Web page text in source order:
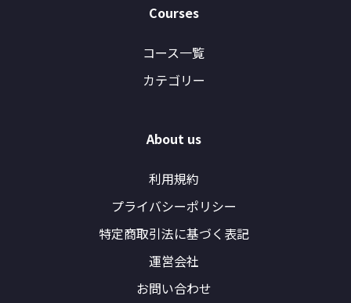
Courses
コース一覧
カテゴリー
About us
利用規約
プライバシーポリシー
特定商取引法に基づく表記
運営会社
お問い合わせ